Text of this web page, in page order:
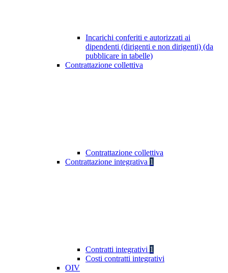
Incarichi conferiti e autorizzati ai
dipendenti (dirigenti e non dirigenti) (da
pubblicare in tabelle)
Contrattazione collettiva
Contrattazione collettiva
Contrattazione integrativa 1
Contratti integrativi 1
Costi contratti integrativi
OIV